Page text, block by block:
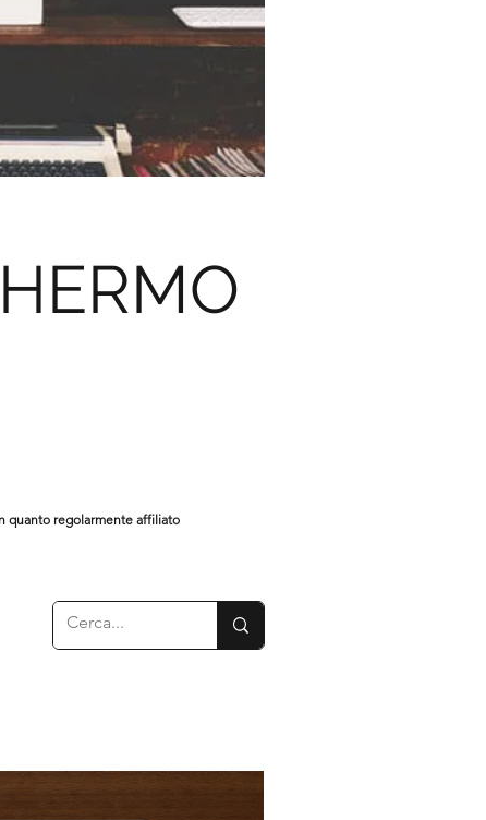
quanto regolarmente affiliato